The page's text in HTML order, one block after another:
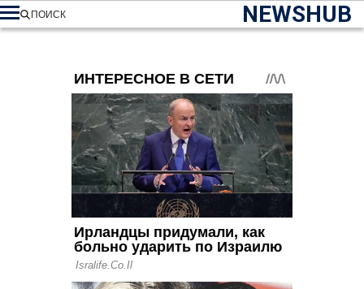
NEWSHUB
ПОИСК